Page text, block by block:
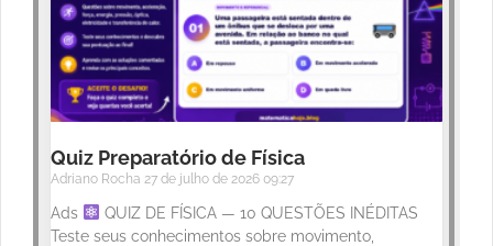
Quiz Preparatório de Física
Adriano Rocha 27 de julho de 2026 09:27
Ads
QUIZ DE FÍSICA — 10 QUESTÕES INÉDITAS
Teste seus conhecimentos sobre movimento,